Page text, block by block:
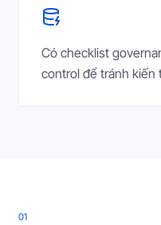
Có checklist
control để tránh kiến
01